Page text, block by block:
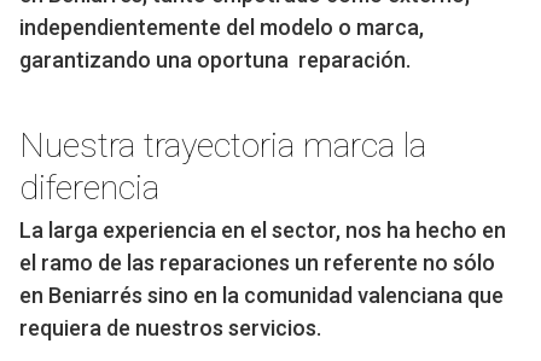
independientemente del modelo o marca,
garantizando una oportuna reparación.
Nuestra trayectoria marca la
diferencia
La larga experiencia en el sector, nos ha hecho en
el ramo de las reparaciones un referente no sólo
en Beniarrés sino en la comunidad valenciana que
requiera de nuestros servicios.